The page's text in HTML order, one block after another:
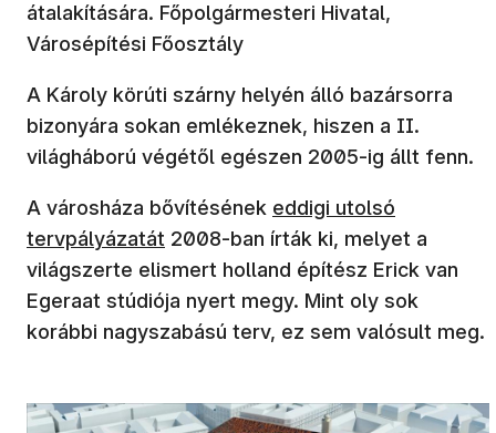
átalakítására. Főpolgármesteri Hivatal,
Városépítési Főosztály
A Károly körúti szárny helyén álló bazársorra
bizonyára sokan emlékeznek, hiszen a II.
világháború végétől egészen 2005-ig állt fenn.
A városháza bővítésének eddigi utolsó
tervpályázatát 2008-ban írták ki, melyet a
világszerte elismert holland építész Erick van
Egeraat stúdiója nyert megy. Mint oly sok
korábbi nagyszabású terv, ez sem valósult meg.